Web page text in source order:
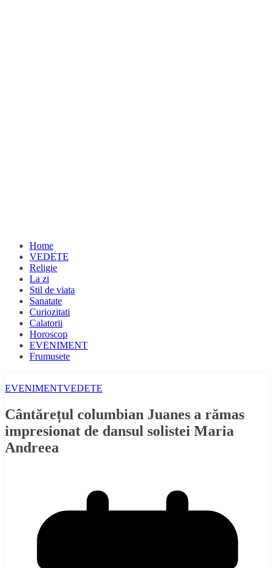
Home
VEDETE
Religie
La zi
Stil de viata
Sanatate
Curiozitati
Calatorii
Horoscop
EVENIMENT
Frumusete
EVENIMENTVEDETE
Cântărețul columbian Juanes a rămas
impresionat de dansul solistei Maria
Andreea